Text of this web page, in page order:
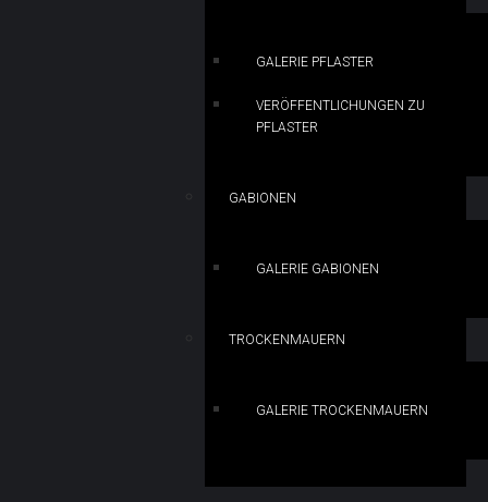
GALERIE PFLASTER
VERÖFFENTLICHUNGEN ZU
PFLASTER
GABIONEN
GALERIE GABIONEN
TROCKENMAUERN
GALERIE TROCKENMAUERN